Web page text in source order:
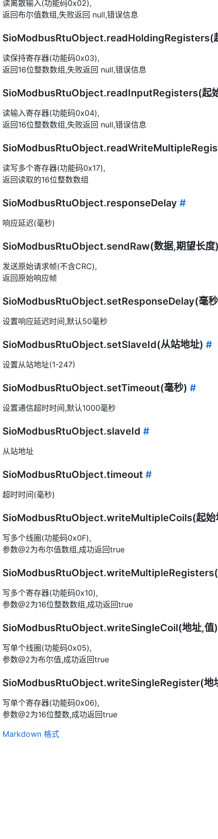
读离散输入(功能码0x02),
返回布尔值数组,失败返回 null,错误信息
SioModbusRtuObject.readHoldingRegisters(
读保持寄存器(功能码0x03),
返回16位整数数组,失败返回 null,错误信息
SioModbusRtuObject.readInputRegisters(起
读输入寄存器(功能码0x04),
返回16位整数数组,失败返回 null,错误信息
读写多个寄存器(功能码0x17),
返回读取的16位整数数组
SioModbusRtuObject.responseDelay #
响应延迟(毫秒)
SioModbusRtuObject.sendRaw(数据,期望长
发送原始请求帧(不含CRC),
返回原始响应帧
SioModbusRtuObject.setResponseDelay(毫
设置响应延迟时间,默认50毫秒
SioModbusRtuObject.setSlaveId(从站地址) #
设置从站地址(1-247)
SioModbusRtuObject.setTimeout(毫秒) #
设置通信超时时间,默认1000毫秒
SioModbusRtuObject.slaveId #
从站地址
SioModbusRtuObject.timeout #
超时时间(毫秒)
SioModbusRtuObject.writeMultipleCoils(起始
写多个线圈(功能码0x0F),
参数@2为布尔值数组,成功返回true
写多个寄存器(功能码0x10),
参数@2为16位整数数组,成功返回true
SioModbusRtuObject.writeSingleCoil(地址,
写单个线圈(功能码0x05),
参数@2为布尔值,成功返回true
SioModbusRtuObject.writeSingleRegister(地
写单个寄存器(功能码0x06),
参数@2为16位整数,成功返回true
Markdown 格式